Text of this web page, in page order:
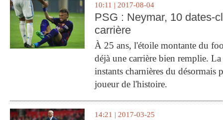
10:11 | 2017-08-04
PSG : Neymar, 10 dates-
carrière
À 25 ans, l'étoile montante du
déjà une carrière bien remplie.
instants charnières du désormais
joueur de l'histoire.
14:21 | 2017-03-25